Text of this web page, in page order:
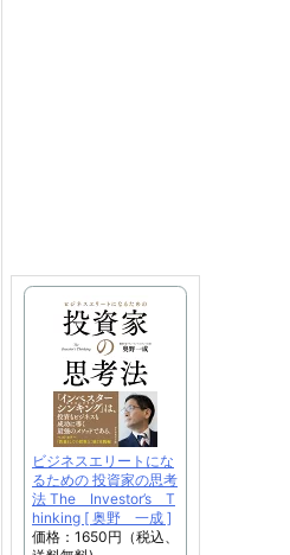
ビジネスエリートにな
るための 投資家の思考
法 The Investor’s T
hinking [ 奥野 一成 ]
価格：1650円（税込、